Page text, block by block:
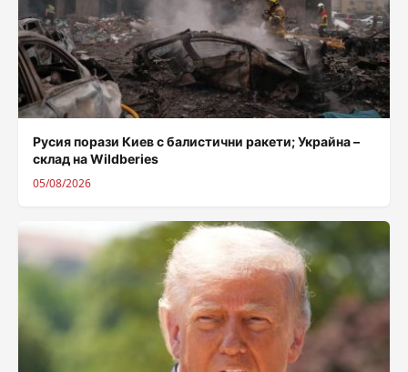
Русия порази Киев с балистични ракети; Украйна –
склад на Wildberies
05/08/2026